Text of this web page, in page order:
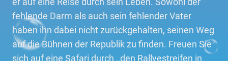
fehlende Darm als auch sein fehlender Vater
haben ihn dabei nicht zurückgehalten, seinen Weg
auf die Bühnen der Republik zu finden. Freuen Sie
sich auf eine Safari durch ,,den Rallyestreifen in